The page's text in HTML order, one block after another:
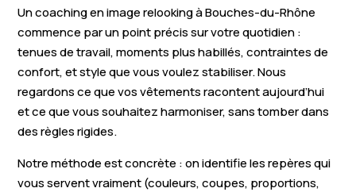
Cabriès Lambesc
Provence
Lançon-Provence
La Fare-les-Oliviers Velaux
Roquevaire Saint-Chamas
Port-
Rhône
Venelles
Eyguières
Sénas
Gémenos
Un coaching en image relooking à Bouches-du-Rhône
commence par un point précis sur votre quotidien :
tenues de travail, moments plus habillés, contraintes de
confort, et style que vous voulez stabiliser. Nous
regardons ce que vos vêtements racontent aujourd’hui
et ce que vous souhaitez harmoniser, sans tomber dans
des règles rigides.
Notre méthode est concrète : on identifie les repères qui
vous servent vraiment (couleurs, coupes, proportions,